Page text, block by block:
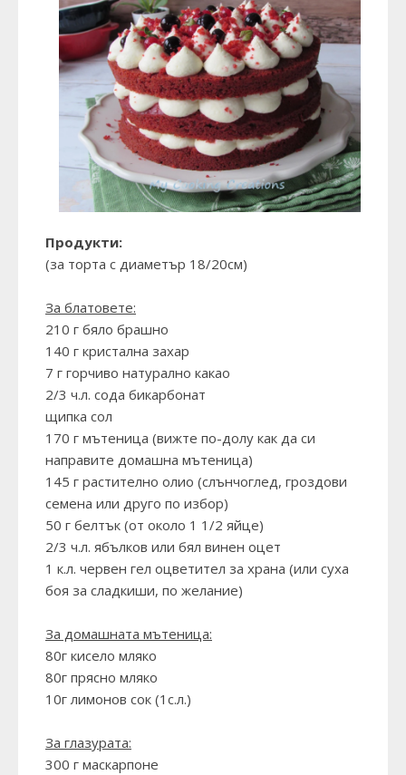
Продукти:
(за торта с диаметър 18/20см)
За блатовете:
210 г бяло брашно
140 г кристална захар
7 г горчиво натурално какао
2/3 ч.л. сода бикарбонат
щипка сол
170 г мътеница (вижте по-долу как да си
направите домашна мътеница)
145 г растително олио (слънчоглед, гроздови
семена или друго по избор)
50 г белтък (от около 1 1/2 яйце)
2/3 ч.л. ябълков или бял винен оцет
1 к.л. червен гел оцветител за храна (или суха
боя за сладкиши, по желание)
За домашната мътеница:
80г кисело мляко
80г прясно мляко
10г лимонов сок (1с.л.)
За глазурата:
300 г маскарпоне